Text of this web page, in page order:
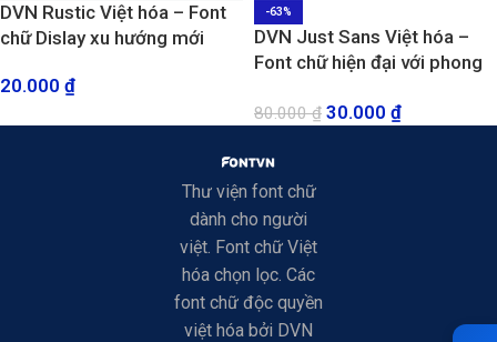
DVN Rustic Việt hóa – Font
chữ Dislay xu hướng mới
20.000 ₫
-63%
DVN Just Sans Việt hóa –
Font chữ hiện đại với phong
80.000₫ 30.000 ₫
Thư viện font chữ
dành cho người
việt. Font chữ Việt
hóa chọn lọc. Các
font chữ độc quyền
việt hóa bởi DVN